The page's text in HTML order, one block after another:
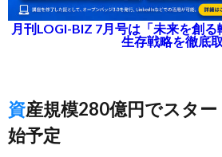
月刊LOGI-BIZ 7月号は「未来を創
生存戦略を徹底
資産規模280億円でスタート、今夏運用開
始予定